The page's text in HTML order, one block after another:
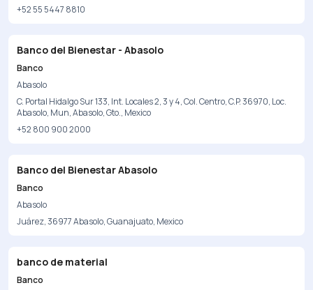
+52 55 5447 8810
Banco del Bienestar - Abasolo
Banco
Abasolo
C. Portal Hidalgo Sur 133, Int. Locales 2, 3 y 4, Col. Centro, C.P. 36970, Loc.
Abasolo, Mun, Abasolo, Gto., Mexico
+52 800 900 2000
Banco del Bienestar Abasolo
Banco
Abasolo
Juárez, 36977 Abasolo, Guanajuato, Mexico
banco de material
Banco